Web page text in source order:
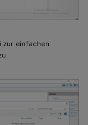
einfachen